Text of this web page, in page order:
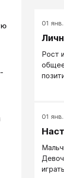
01
Рост
01